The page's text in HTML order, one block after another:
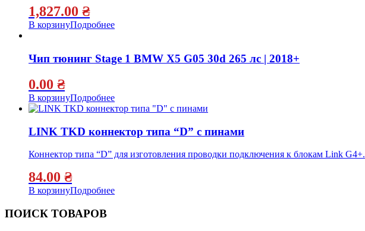
1,827.00 ₴
В корзинуПодробнее
Чип тюнинг Stage 1 BMW X5 G05 30d 265 лс | 2018+
0.00 ₴
В корзинуПодробнее
LINK TKD коннектор типа “D” с пинами
Коннектор типа “D” для изготовления проводки подключения к блокам Link G4+.
84.00 ₴
В корзинуПодробнее
ПОИСК ТОВАРОВ